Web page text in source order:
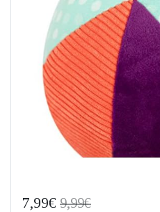
7,99€ 9,99€